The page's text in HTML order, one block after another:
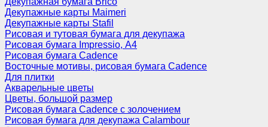
Декупажные карты Maimeri
Декупажные карты Stafil
Рисовая и тутовая бумага для декупажа
Рисовая бумага Impressio, А4
Рисовая бумага Cadence
Восточные мотивы, рисовая бумага Cadence
Для плитки
Акварельные цветы
Цветы, большой размер
Рисовая бумага Cadence c золочением
Рисовая бумага для декупажа Calambour